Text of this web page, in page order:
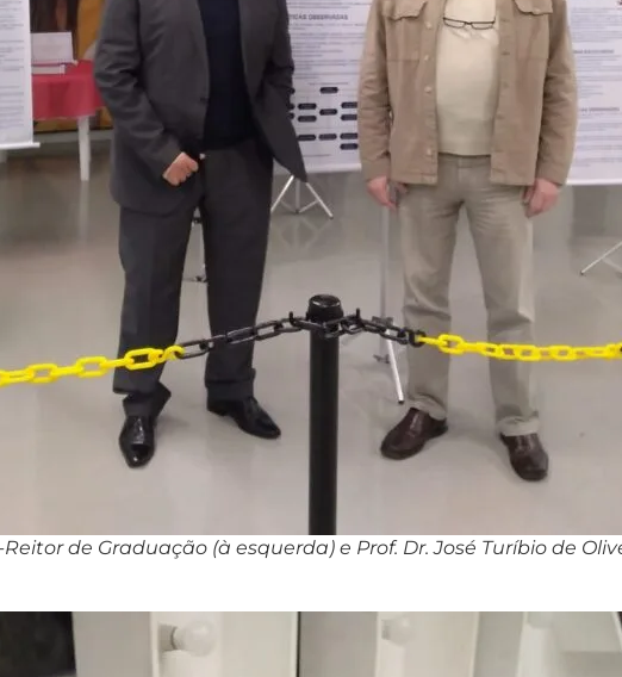
de Graduação (à esquerda) e Prof. Dr. José Turíbio de